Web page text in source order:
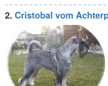
2. Cristobal vom